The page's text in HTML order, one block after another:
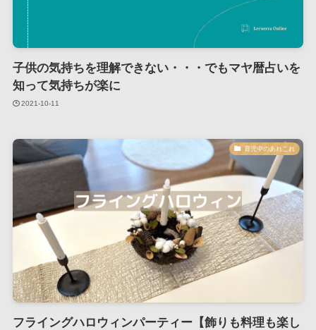
子供の気持ちを理解できない・・・でもマヤ暦占いを
知って気持ちが楽に
2021-10-11
育児中のあれこれ
フライングハロウィンパーティー【飾りも料理も楽し